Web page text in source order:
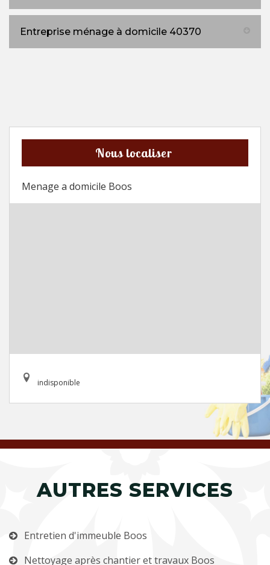
Entreprise ménage à domicile 40370
Nous localiser
Menage a domicile Boos
indisponible
AUTRES SERVICES
Entretien d'immeuble Boos
Nettoyage après chantier et travaux Boos